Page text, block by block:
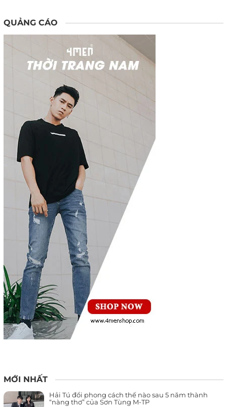
QUẢNG CÁO
MỚI NHẤT
Hải Tú đổi phong cách thế nào sau 5 năm thành
“nàng thơ” của Sơn Tùng M-TP